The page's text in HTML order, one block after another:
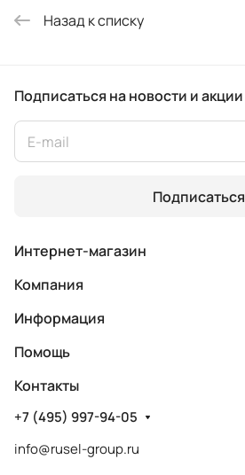
Назад к списку
Подписаться на новости и акции
Подписаться
Интернет-магазин
Компания
Информация
Помощь
Контакты
+7 (495) 997-94-05
info@rusel-group.ru